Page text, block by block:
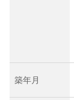
築年月